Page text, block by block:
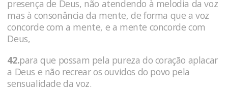
presença de Deus, não atendendo à melodia da voz
mas à consonância da mente, de forma que a voz
concorde com a mente, e a mente concorde com
Deus,
42.para que possam pela pureza do coração aplacar
a Deus e não recrear os ouvidos do povo pela
sensualidade da voz.